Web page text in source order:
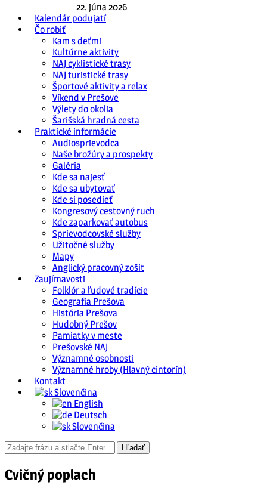
22. júna 2026
Kalendár podujatí
Čo robiť
Kam s deťmi
Kultúrne aktivity
NAJ cyklistické trasy
NAJ turistické trasy
Športové aktivity a relax
Víkend v Prešove
Výlety do okolia
Šarišská hradná cesta
Praktické informácie
Audiosprievodca
Naše brožúry a prospekty
Galéria
Kde sa najesť
Kde sa ubytovať
Kde si posedieť
Kongresový cestovný ruch
Kde zaparkovať autobus
Sprievodcovské služby
Užitočné služby
Mapy
Anglický pracovný zošit
Zaujímavosti
Folklór a ľudové tradície
Geografia Prešova
História Prešova
Hudobný Prešov
Pamiatky v meste
Prešovské NAJ
Významné osobnosti
Významné hroby (Hlavný cintorín)
Kontakt
Slovenčina
English
Deutsch
Slovenčina
Cvičný poplach